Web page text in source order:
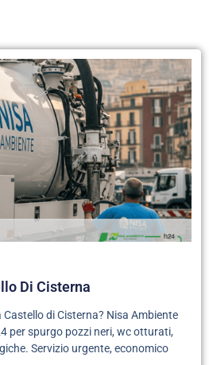
Di Cisterna
di Cisterna? Nisa Ambiente
per spurgo pozzi neri, wc otturati,
Servizio urgente, economico